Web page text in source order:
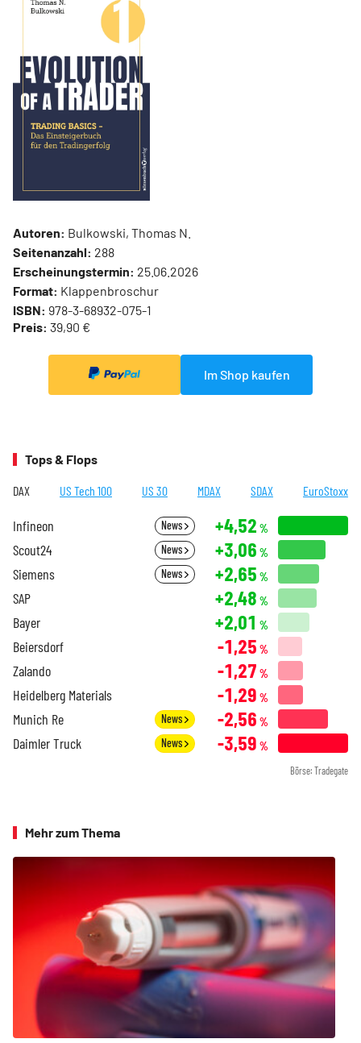
Autoren: Bulkowski, Thomas N.
Seitenanzahl: 288
Erscheinungstermin: 25.06.2026
Format: Klappenbroschur
ISBN: 978-3-68932-075-1
Preis: 39,90 €
Im Shop kaufen
Tops & Flops
DAX US Tech 100 US 30 MDAX SDAX EuroStoxx
Infineon News +4,52 %
Scout24 News +3,06 %
Siemens News +2,65 %
SAP +2,48 %
Bayer +2,01 %
Beiersdorf -1,25 %
Zalando -1,27 %
Heidelberg Materials -1,29 %
Munich Re News -2,56 %
Daimler Truck News -3,59 %
Börse: Tradegate
Mehr zum Thema